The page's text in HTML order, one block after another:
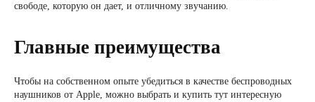
свободе, которую он дает, и отличному звучанию.
Главные преимущества
Чтобы на собственном опыте убедиться в качестве беспроводных
наушников от Apple, можно выбрать и купить тут интересную